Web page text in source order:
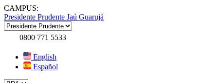
CAMPUS:
Presidente Prudente Jaú Guarujá
0800 771 5533
English
Español